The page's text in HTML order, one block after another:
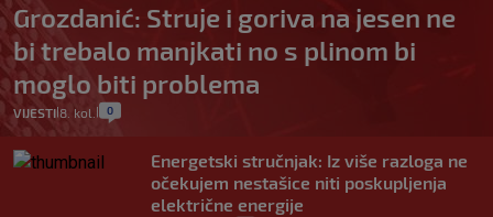
Grozdanić: Struje i goriva na jesen ne
bi trebalo manjkati no s plinom bi
moglo biti problema
VIJESTI 8. kol. 0
Energetski stručnjak: Iz više razloga ne
očekujem nestašice niti poskupljenja
električne energije